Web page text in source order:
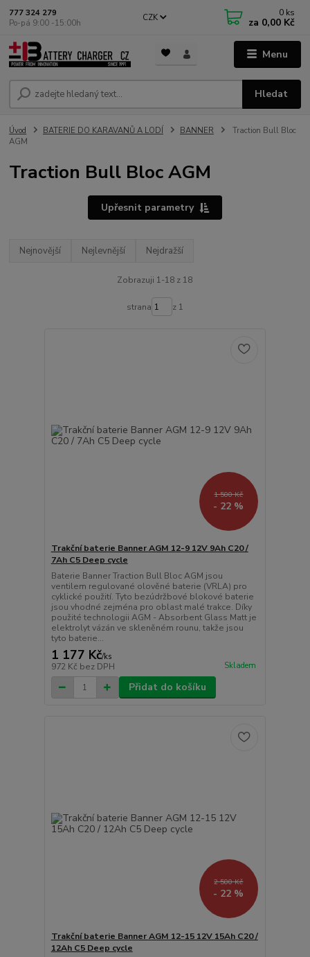
Menu
CZK
Hledat
777 324 279
Po-pá 9:00 -15:00h
0 ks
za 0,00 Kč
Úvod BATERIE DO KARAVANŮ A LODÍ BANNER
Traction Bull Bloc
AGM
Traction Bull Bloc AGM
Upřesnit parametry
Nejnovější Nejlevnější Nejdražší
Zobrazuji 1-18 z 18
strana z 1
1 500 Kč
- 22 %
Trakční baterie Banner AGM 12-9 12V 9Ah C20 /
7Ah C5 Deep cycle
Baterie Banner Traction Bull Bloc AGM jsou
ventilem regulované olověné baterie (VRLA) pro
cyklické použití. Tyto bezúdržbové blokové baterie
jsou vhodné zejména pro oblast malé trakce. Díky
použité technologii AGM - Absorbent Glass Matt je
elektrolyt vázán ve skleněném rounu, takže jsou
tyto baterie...
1 177 Kč/ks
972 Kč bez DPH Skladem
Přidat do košíku
2 500 Kč
- 22 %
Trakční baterie Banner AGM 12-15 12V 15Ah C20 /
12Ah C5 Deep cycle